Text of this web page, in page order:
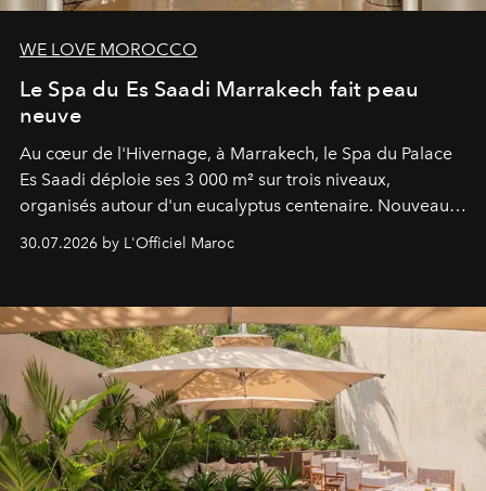
WE LOVE MOROCCO
Le Spa du Es Saadi Marrakech fait peau
neuve
Au cœur de l'Hivernage, à Marrakech, le Spa du Palace
Es Saadi déploie ses 3 000 m² sur trois niveaux,
organisés autour d'un eucalyptus centenaire. Nouveau
Lobby Bien-Être et Beauté, exclusivité mondiale en
neuro-cosmétique, parcours thermal et studio dédié au
entièreté, entre science des émotions et rituels
reposants.
30.07.2026 by L'Officiel Maroc